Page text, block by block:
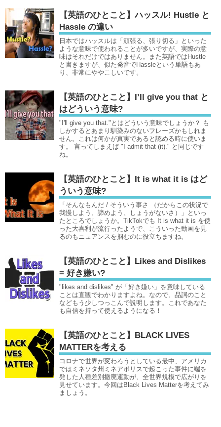
【英語のひとこと】ハッスル! Hustle と
Hassle の違い
日本ではハッスルは「頑張る、張り切る」といった
ような意味で使われることが多いですが、実際の意
味はそれだけではありません。また英語ではHustle
と書きますが、似た発音でHassleという単語もあ
り、非常にややこしいです。
【英語のひとこと】I’ll give you that と
はどういう意味?
"I'll give you that."とはどういう意味でしょうか？ も
しかするとあまり馴染みのないフレーズかもしれま
せん。これは何かが真実であると認める時に使いま
す。 言ってしまえば "I admit that (it)." と同じです
ね。
【英語のひとこと】It is what it is はど
ういう意味?
「そんなもんだ / そういう事さ （だからこの状況で
我慢しよう、諦めよう、しょうがないさ）」といっ
たところでしょうか。TikTokでも It is what it is を使
った大喜利が流行ったようで、こういった動画を見
るのもニュアンスを掴むのに役立ちますね。
【英語のひとこと】Likes and Dislikes
= 好き嫌い?
"likes and dislikes" が「好き嫌い」を意味している
ことは直観でわかりますよね。なので、品詞のこと
などもう少しつっこんで説明します。これであなた
も自信を持って使えるようになる！
【英語のひとこと】BLACK LIVES
MATTERを考える
コロナで世界が変わろうとしている最中、アメリカ
ではミネソタ州ミネアポリスで起こった事件に端を
発した人種差別撤廃運動が、全世界規模で広がりを
見せています。今回はBlack Lives Matterを考えてみ
ましょう。